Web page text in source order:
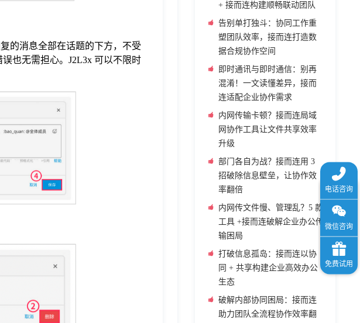
的消息全部在话题的下方，不受
也无需担心。J2L3x 可以不限时
+ 接而连构建顺畅联动团队
告别单打独斗：协同工作重
塑团队效率，接而连打造数
据合规协作空间
即时通讯与即时通信：别再
混淆！一文读懂差异，接而
连适配企业协作需求
内网传输卡顿？接而连局域
网协作工具让文件共享效率
升级
部门各自为战？接而连用 3
招破除信息壁垒，让协作效
率翻倍
内网传文件慢、管理乱？5 款
工具 +接而连破解企业办公传
输困局
打破信息孤岛：接而连以协
同 + 共享构建企业高效办公
生态
破解内部协同困局：接而连
助力团队全流程协作效率翻